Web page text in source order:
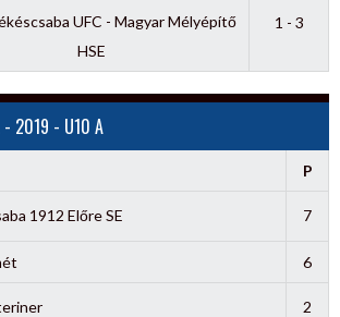
UFC - Magyar Mélyépítő
HSE
1 - 3
- 2019 - U10 A
P
1912 Előre SE 7
6
2